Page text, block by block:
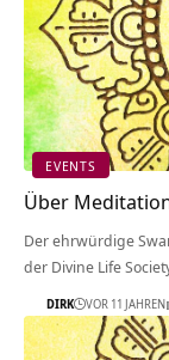
EVENTS
Über
Der ehrwürdige
der Divine Life
DIRK VOR 11 JAHREN